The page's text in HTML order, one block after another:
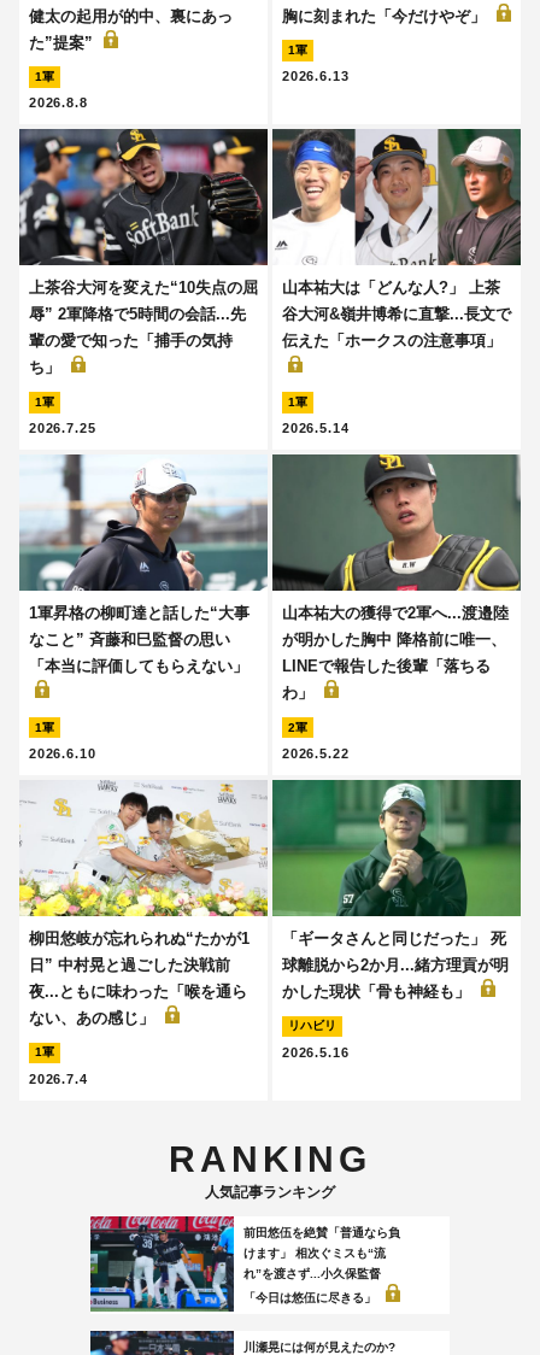
健太の起用が的中、裏にあっ
た”提案”
1軍
2026.8.8
胸に刻まれた「今だけやぞ」
1軍
2026.6.13
上茶谷大河を変えた“10失点の屈
辱” 2軍降格で5時間の会話...先
輩の愛で知った「捕手の気持
ち」
1軍
2026.7.25
山本祐大は「どんな人?」 上茶
谷大河&嶺井博希に直撃...長文で
伝えた「ホークスの注意事項」
1軍
2026.5.14
1軍昇格の柳町達と話した“大事
なこと” 斉藤和巳監督の思い
「本当に評価してもらえない」
1軍
2026.6.10
山本祐大の獲得で2軍へ...渡邉陸
が明かした胸中 降格前に唯一、
LINEで報告した後輩「落ちる
わ」
2軍
2026.5.22
柳田悠岐が忘れられぬ“たかが1
日” 中村晃と過ごした決戦前
夜...ともに味わった「喉を通ら
ない、あの感じ」
1軍
2026.7.4
「ギータさんと同じだった」 死
球離脱から2か月...緒方理貢が明
かした現状「骨も神経も」
リハビリ
2026.5.16
RANKING
人気記事ランキング
前田悠伍を絶賛「普通なら負
けます」 相次ぐミスも“流
れ”を渡さず...小久保監督
「今日は悠伍に尽きる」
川瀬晃には何が見えたのか?